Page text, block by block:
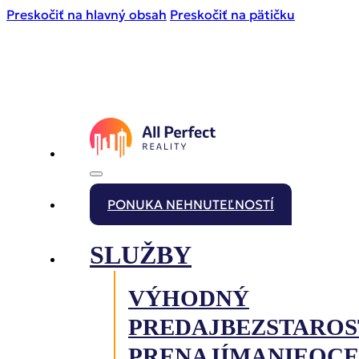
Preskočiť na hlavný obsah Preskočiť na pätičku
PONUKA NEHNUTEĽNOSTÍ
SLUŽBY
VÝHODNÝ
PREDAJ